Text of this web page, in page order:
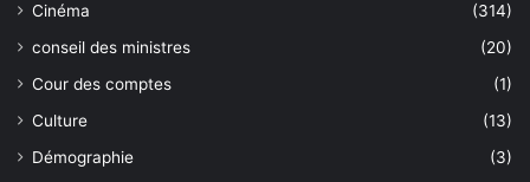
Cinéma
(314)
conseil des ministres
(20)
Cour des comptes
(1)
Culture
(13)
Démographie
(3)